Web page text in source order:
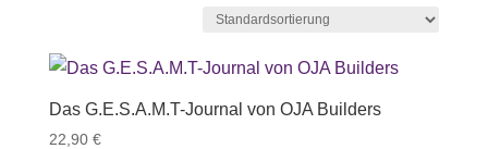
Das G.E.S.A.M.T-Journal von OJA Builders
22,90 €